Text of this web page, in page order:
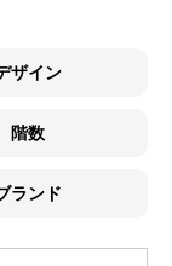
ザイン
階数
ランド